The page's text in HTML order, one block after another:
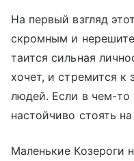
На первый взгляд
скромным и
таится сильная
хочет, и стремится к
людей. Если в чем-
настойчиво стоять
Маленькие Козероги